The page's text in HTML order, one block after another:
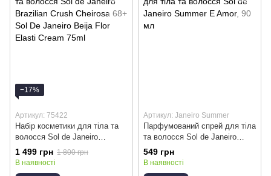
−17%
Артикул: 75422
Набір косметики для тіла та
волосся Sol de Janeiro
Brazilian Crush Cheirosa 68+
Sol De Janeiro Beija Flor Elasti
1 499 грн 1 800 грн
В наявності
Артикул: Janeiro Summer
Парфумований спрей для тіла
та волосся Sol de Janeiro
Summer E Amor, 90 мл
549 грн
В наявності